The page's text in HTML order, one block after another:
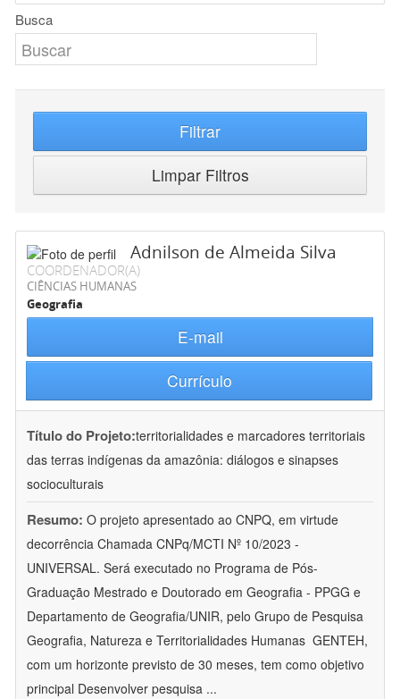
Busca
Filtrar
Limpar Filtros
Adnilson de Almeida Silva
COORDENADOR(A)
CIÊNCIAS HUMANAS
Geografia
E-mail
Currículo
Título do Projeto:territorialidades e marcadores territoriais
das terras indígenas da amazônia: diálogos e sinapses
socioculturais
Resumo: O projeto apresentado ao CNPQ, em virtude
decorrência Chamada CNPq/MCTI Nº 10/2023 -
UNIVERSAL. Será executado no Programa de Pós-
Graduação Mestrado e Doutorado em Geografia - PPGG e
Departamento de Geografia/UNIR, pelo Grupo de Pesquisa
Geografia, Natureza e Territorialidades Humanas  GENTEH,
com um horizonte previsto de 30 meses, tem como objetivo
principal Desenvolver pesquisa ...